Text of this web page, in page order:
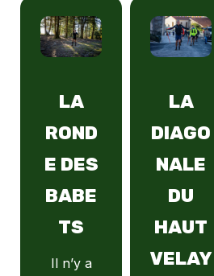
LA
ROND
E DES
BABE
TS
Il n’y a
LA
DIAGO
NALE
DU
HAUT
VELAY